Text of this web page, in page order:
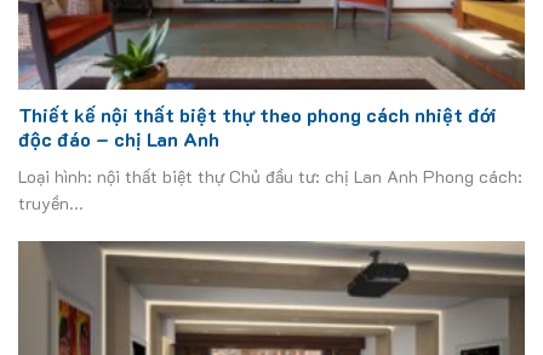
Thiết kế nội thất biệt thự theo phong cách nhiệt đới
độc đáo – chị Lan Anh
Loại hình: nội thất biệt thự Chủ đầu tư: chị Lan Anh Phong cách:
truyền...